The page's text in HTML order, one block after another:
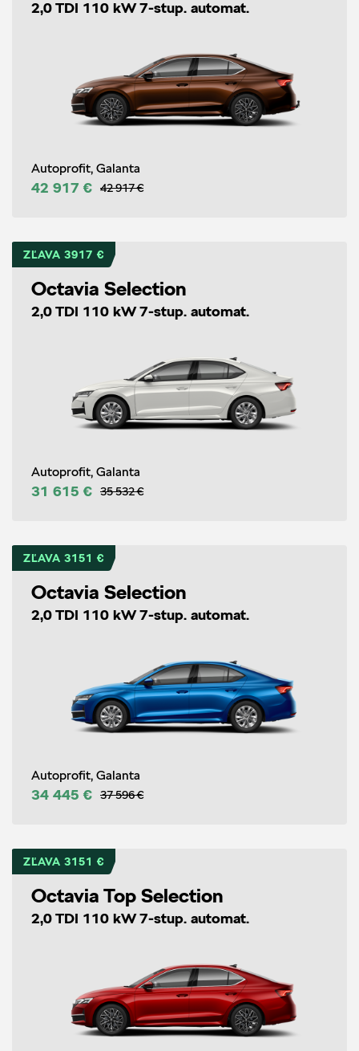
2,0 TDI 110 kW 7-stup. automat.
Autoprofit, Galanta
42 917 € 42 917 €
ZĽAVA 3917 €
Octavia Selection
2,0 TDI 110 kW 7-stup. automat.
Autoprofit, Galanta
31 615 € 35 532 €
ZĽAVA 3151 €
Octavia Selection
2,0 TDI 110 kW 7-stup. automat.
Autoprofit, Galanta
34 445 € 37 596 €
ZĽAVA 3151 €
Octavia Top Selection
2,0 TDI 110 kW 7-stup. automat.